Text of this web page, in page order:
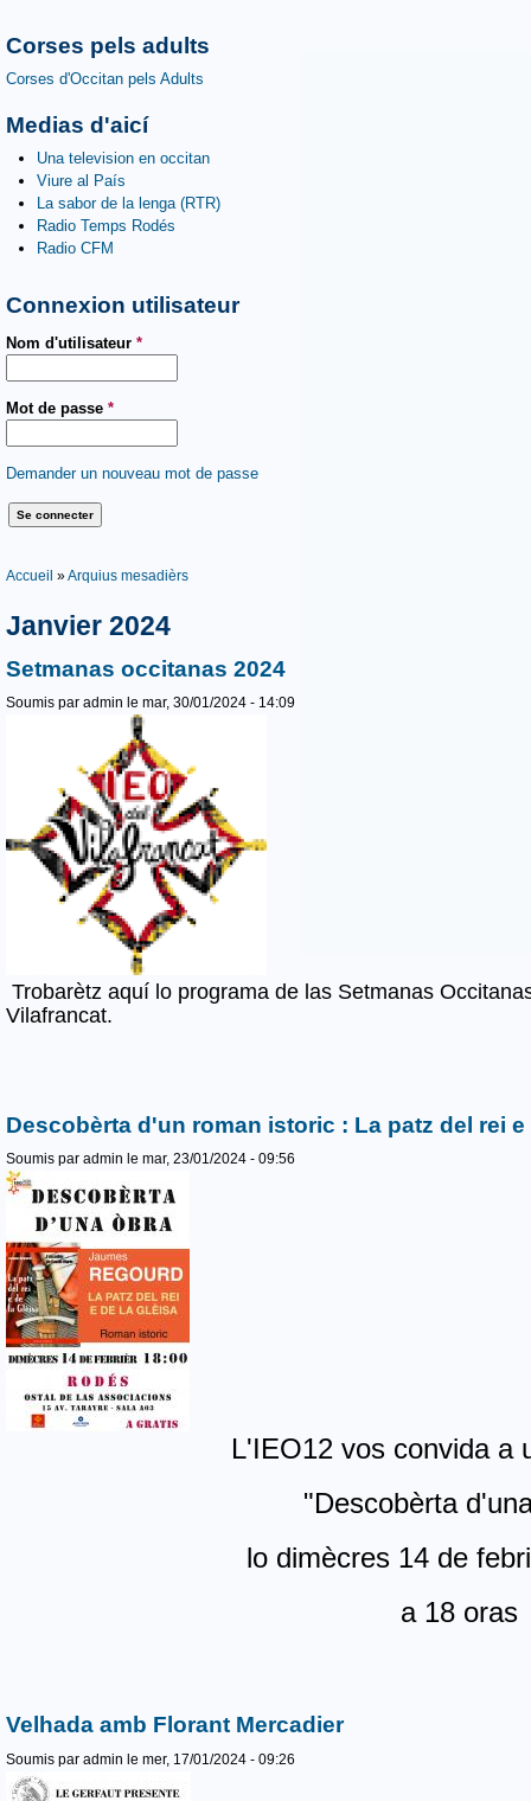
Corses pels adults
Corses d'Occitan pels Adults
Medias d'aicí
Una television en occitan
Viure al País
La sabor de la lenga (RTR)
Radio Temps Rodés
Radio CFM
Connexion utilisateur
Nom d'utilisateur *
Mot de passe *
Demander un nouveau mot de passe
Vous êtes ici
Accueil »Arquius mesadièrs
Janvier 2024
Setmanas occitanas 2024
Soumis par admin le mar, 30/01/2024 - 14:09
Trobarètz aquí lo programa de las Setmanas
Vilafrancat.
Descobèrta d'un roman istoric : La patz del rei
Soumis par admin le mar, 23/01/2024 - 09:56
L'IEO12 vos convida a
"Descobèrta
lo dimècres 14 de
a 18 oras
Velhada amb Florant Mercadier
Soumis par admin le mer, 17/01/2024 - 09:26